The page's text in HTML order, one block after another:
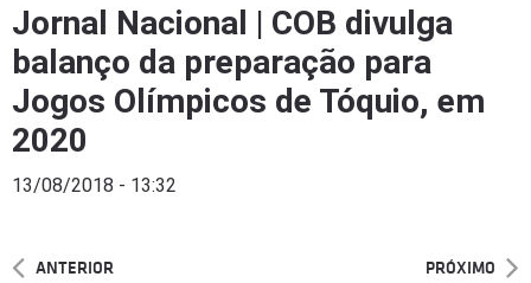
Jornal Nacional | COB divulga
balanço da preparação para
Jogos Olímpicos de Tóquio, em
2020
13/08/2018 - 13:32
ANTERIOR PRÓXIMO